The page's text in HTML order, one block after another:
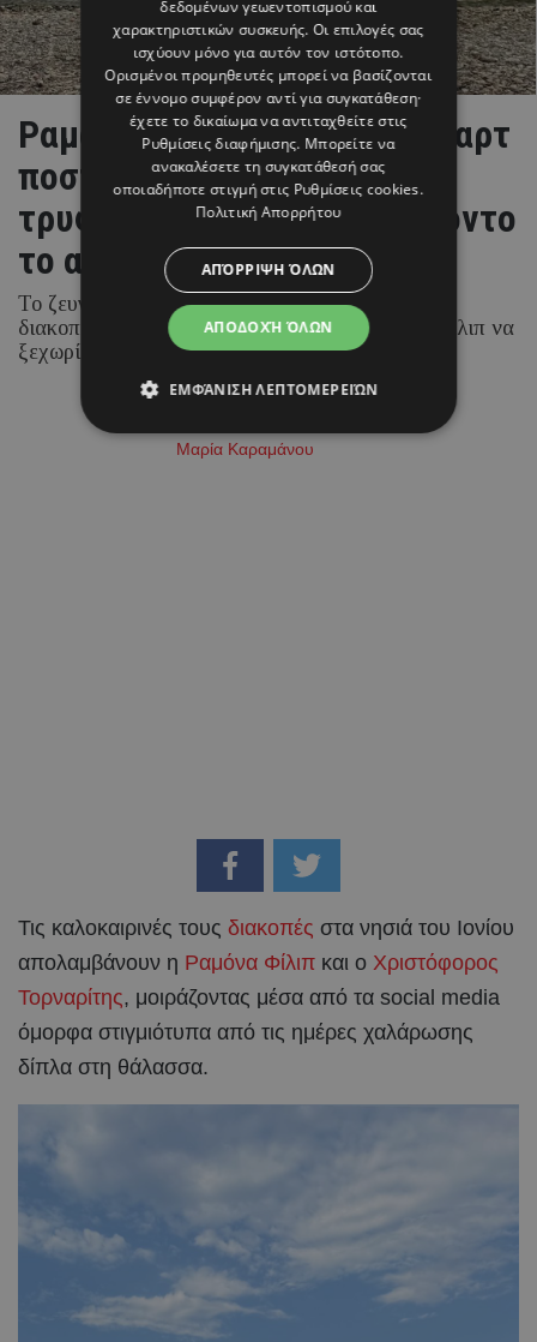
Ραμόνα & Τορναρίτης: Οι «καρτ
ποστάλ» από το Ιόνιο και το
τρυφερό στιγμιότυπο με φόντο
το απέραντο γαλάζιο
Το ζευγάρι απολαμβάνει τις καλοκαιρινές του
διακοπές στα νησιά του Ιονίου, με τη Ραμόνα Φίλιπ να
ξεχωρίζει για τα chic beach και resort looks της.
Μαρία Καραμάνου
Τις καλοκαιρινές τους διακοπές στα νησιά του Ιονίου
απολαμβάνουν η Ραμόνα Φίλιπ και ο Χριστόφορος
Τορναρίτης, μοιράζοντας μέσα από τα social media
όμορφα στιγμιότυπα από τις ημέρες χαλάρωσης
δίπλα στη θάλασσα.
δεδομένων γεωεντοπισμού και
χαρακτηριστικών συσκευής. Οι επιλογές σας
ισχύουν μόνο για αυτόν τον ιστότοπο.
Ορισμένοι προμηθευτές μπορεί να βασίζονται
σε έννομο συμφέρον αντί για συγκατάθεση·
έχετε το δικαίωμα να αντιταχθείτε στις
Ρυθμίσεις διαφήμισης. Μπορείτε να
ανακαλέσετε τη συγκατάθεσή σας
οποιαδήποτε στιγμή στις Ρυθμίσεις cookies.
Πολιτική Απορρήτου
ΑΠΟΔΟΧΉ ΌΛΩΝ
ΑΠΌΡΡΙΨΗ ΌΛΩΝ
ΕΜΦΆΝΙΣΗ ΛΕΠΤΟΜΕΡΕΙΏΝ